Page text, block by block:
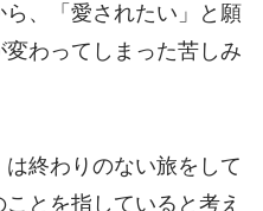
、「愛されたい」と願
わってしまった苦しみ
終わりのない旅をして
とを指していると考え